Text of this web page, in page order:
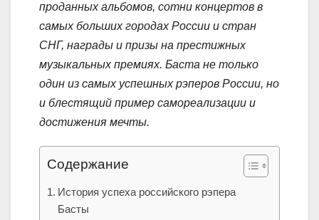
проданных альбомов, сотни концертов в
самых больших городах России и стран
СНГ, награды и призы на престижных
музыкальных премиях. Баста не только
один из самых успешных рэперов России, но
и блестящий пример самореализации и
достижения мечты.
Содержание
История успеха российского рэпера
Басты